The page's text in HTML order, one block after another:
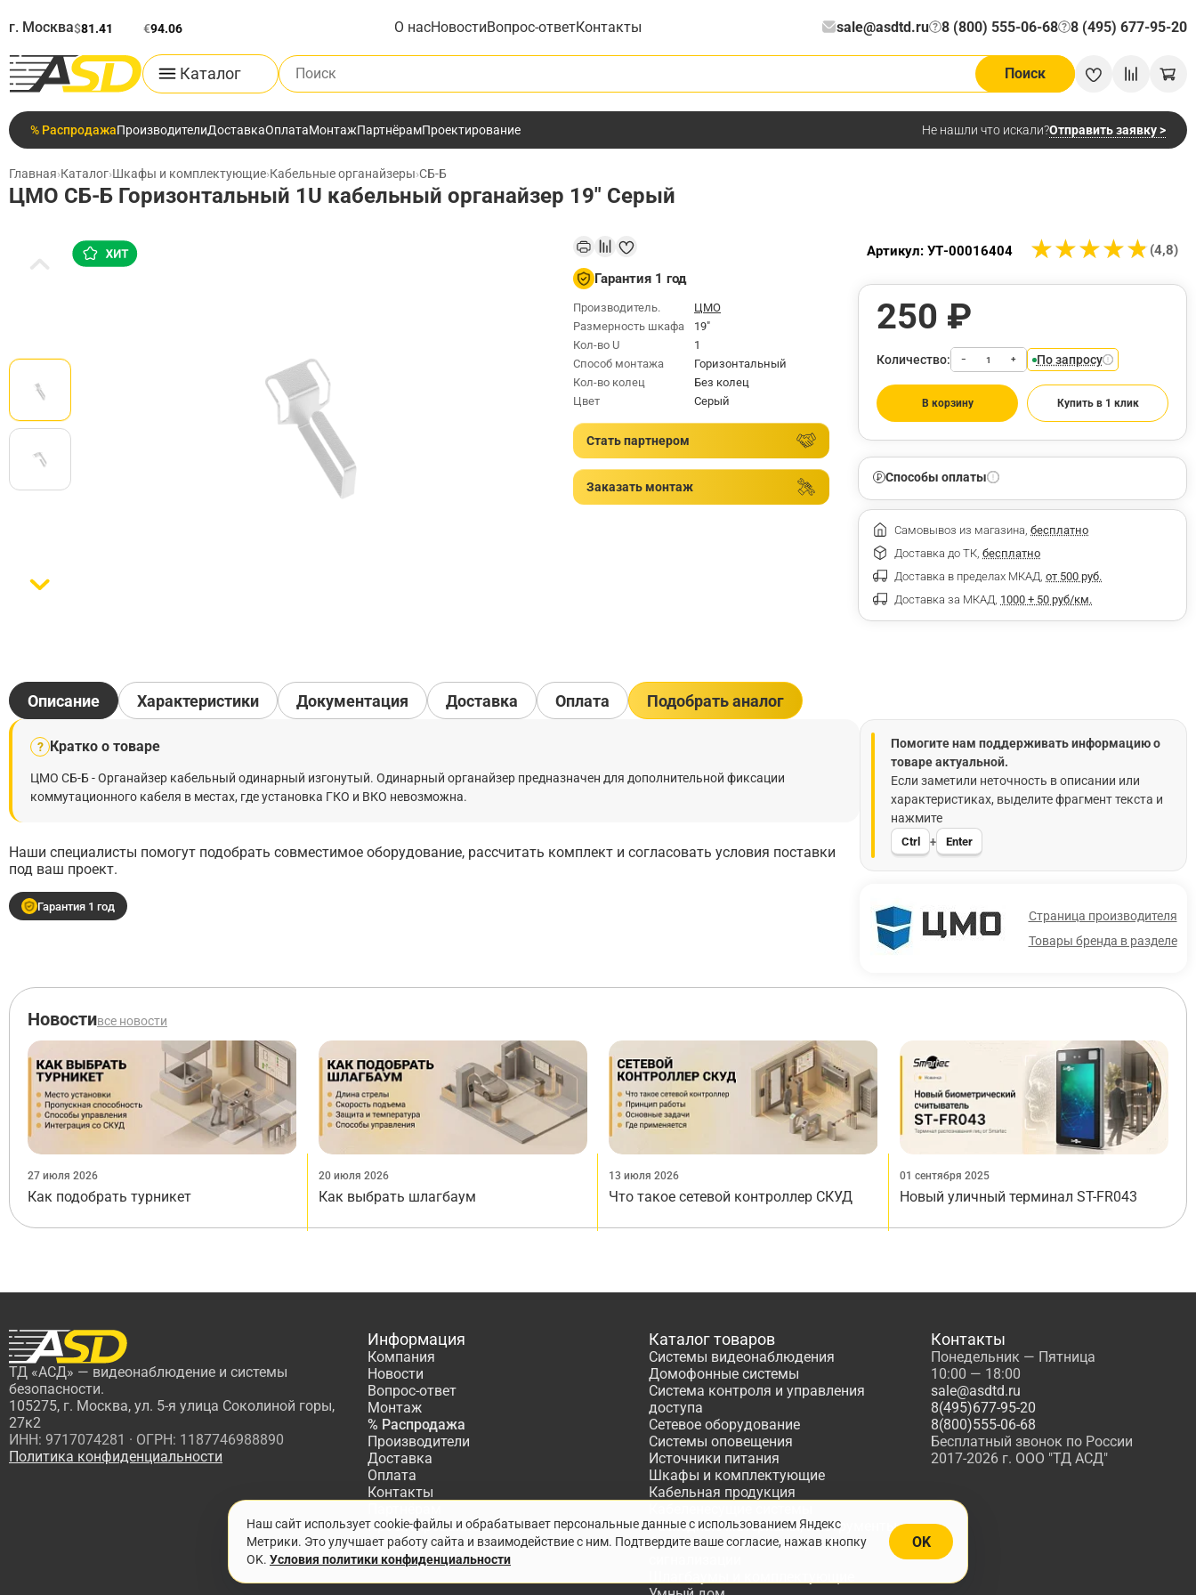
г. Москва$81.41 €94.06 О насНовостиВопрос-ответКонтакты sale@asdtd.ru 8 (800) 555-06-68
? 8 (495) 677-95-20
?
Каталог
Поиск по каталогу
Поиск
% РаспродажаПроизводителиДоставкаОплатаМонтажПартнёрамПроектирование Не нашли что искали?Отправить заявку >
Главная›Каталог›Шкафы и комплектующие›Кабельные органайзеры›СБ-Б
ЦМО СБ-Б Горизонтальный 1U кабельный органайзер 19" Серый
Гарантия 1 год
Производитель.
ЦМО
Размерность шкафа
19"
Кол-во U
1
Способ монтажа
Горизонтальный
Кол-во колец
Без колец
Цвет
Серый
Стать партнером
Заказать монтаж
★★★★★
★★★★★ (4,8)
Артикул: УТ-00016404
250 ₽
Количество: − + По запросу
В корзину Купить в 1 клик
Способы оплаты
Самовывоз из магазина, бесплатно
Доставка до ТК, бесплатно
Доставка в пределах МКАД, от 500 руб.
Доставка за МКАД, 1000 + 50 руб/км.
Описание
? Кратко о товаре
ЦМО СБ-Б - Органайзер кабельный одинарный изгонутый. Одинарный органайзер предназначен для дополнительной фиксации
коммутационного кабеля в местах, где установка ГКО и ВКО невозможна.
Наши специалисты помогут подобрать совместимое оборудование, рассчитать комплект и согласовать условия поставки
под ваш проект.
Гарантия 1 год
Помогите нам поддерживать информацию о
товаре актуальной.
Если заметили неточность в описании или
характеристиках, выделите фрагмент текста и
нажмите
Ctrl + Enter
Страница производителя
Товары бренда в разделе
Характеристики Документация Доставка Оплата Подобрать аналог
Новостивсе новости
27 июля 2026
Как подобрать турникет
20 июля 2026
Как выбрать шлагбаум
13 июля 2026
Что такое сетевой контроллер СКУД
01 сентября 2025
Новый уличный терминал ST-FR043
ТД «АСД» — видеонаблюдение и системы
безопасности.
105275, г. Москва, ул. 5-я улица Соколиной горы,
27к2
ИНН: 9717074281 · ОГРН: 1187746988890
Политика конфиденциальности
Информация
Компания
Новости
Вопрос-ответ
Монтаж
% Распродажа
Производители
Доставка
Оплата
Контакты
Проектирование
Каталог товаров
Системы видеонаблюдения
Домофонные системы
Система контроля и управления
доступа
Сетевое оборудование
Системы оповещения
Источники питания
Шкафы и комплектующие
Кабельная продукция
Расходные материалы, Инструменты
Системы охранно-пожарной
Контакты
Понедельник — Пятница
10:00 — 18:00
sale@asdtd.ru
8(495)677-95-20
8(800)555-06-68
Бесплатный звонок по России
2017-2026 г. ООО "ТД АСД"
Наш сайт использует cookie-файлы и обрабатывает персональные данные с использованием Яндекс
Метрики. Это улучшает работу сайта и взаимодействие с ним. Подтвердите ваше согласие, нажав кнопку
OK. Условия политики конфиденциальности
OK